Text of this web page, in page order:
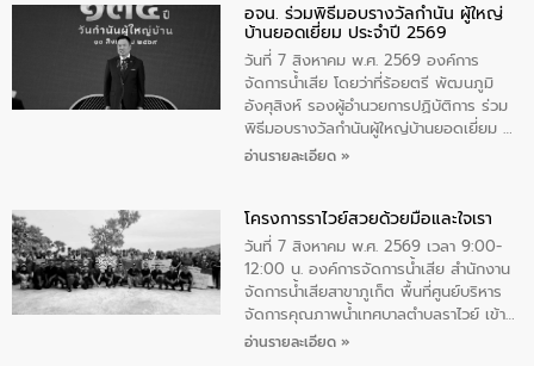
ทิพย์คำ รองผู้ว่าราชการจังหวัดมุกดาหาร
เป็นประธานในพิธี ณ เรือนจําชั่วคราวนาโสก
ตําบลนาโสก อําเภอเมืองมุกดาหาร จังหวัด
มุกดาหาร โดยในกิจกรรมได้ร่วมปลูกป่า และ
ทําความสะอาดภายในบริเวณ จัดกิจกรรม
เพื่อถวายเป็นพระราชกุศล สมเด็จพระนาง
เจ้าสิริกิติ์พระบรมราชินีนาถ พระบรมราช
อจน. ร่วมพิธีมอบรางวัลกำนัน ผู้ใหญ่
บ้านยอดเยี่ยม ประจำปี 2569
วันที่ 7 สิงหาคม พ.ศ. 2569 องค์การ
จัดการน้ำเสีย โดยว่าที่ร้อยตรี พัฒนภูมิ
อังศุสิงห์ รองผู้อำนวยการปฏิบัติการ ร่วม
พิธีมอบรางวัลกำนันผู้ใหญ่บ้านยอดเยี่ยม ณ
ทำเนียบรัฐบาล โดยมีนายอนุทิน ชาญวีรกูล
ทองคำและประกาศเกียรติคุณให้แก่ กำนัน
ผู้ใหญ่บ้านยอดเยี่ยม พร้อมกล่าวชื่นชม ให้
โอวาท และมอบนโยบาย
อ่านรายละเอียด »
โครงการราไวย์สวยด้วยมือและใจเรา
วันที่ 7 สิงหาคม พ.ศ. 2569 เวลา 9:00-
12:00 น. องค์การจัดการน้ำเสีย สำนักงาน
จัดการน้ำเสียสาขาภูเก็ต พื้นที่ศูนย์บริหาร
จัดการคุณภาพน้ำเทศบาลตำบลราไวย์ เข้า
ร่วมโครงการราไวย์สวยด้วยมือและใจเรา
อ่านรายละเอียด »